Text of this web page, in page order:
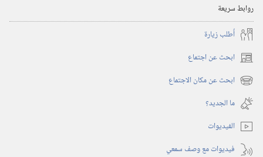
روابط سريعة
أُطلب زيارة
ابحث عن اجتماع (يفتح
نافذة ابحث عن مكان الاجتماع (يفتح
نافذة
جديدة)
ما الجديد؟‏
الفيديوات
فيديوات مع وصف سمعي